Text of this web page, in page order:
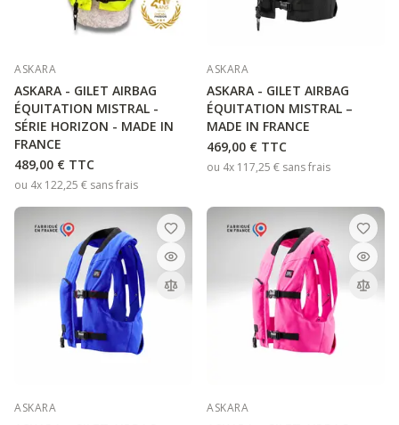
ASKARA
ASKARA - GILET AIRBAG
ÉQUITATION MISTRAL -
SÉRIE HORIZON - MADE IN
FRANCE
489,00 € TTC
ou 4x 122,25 € sans frais
ASKARA
ASKARA - GILET AIRBAG
ÉQUITATION MISTRAL –
MADE IN FRANCE
469,00 € TTC
ou 4x 117,25 € sans frais
ASKARA ASKARA